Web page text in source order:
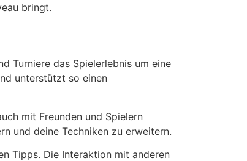
bringt.
Turniere das Spielerlebnis um eine
unterstützt so einen
mit Freunden und Spielern
und deine Techniken zu erweitern.
Tipps. Die Interaktion mit anderen